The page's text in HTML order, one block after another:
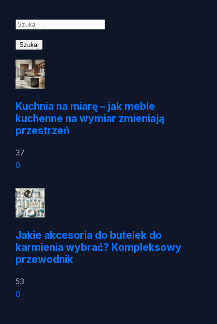
Kuchnia na miarę – jak meble
kuchenne na wymiar zmieniają
przestrzeń
37
0
Jakie akcesoria do butelek do
karmienia wybrać? Kompleksowy
przewodnik
53
0